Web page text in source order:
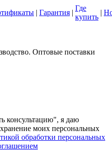
| Гарантия |
Где
купить
|
Оптовые поставки
консультацию", я даю
моих персональных
обработки персональных